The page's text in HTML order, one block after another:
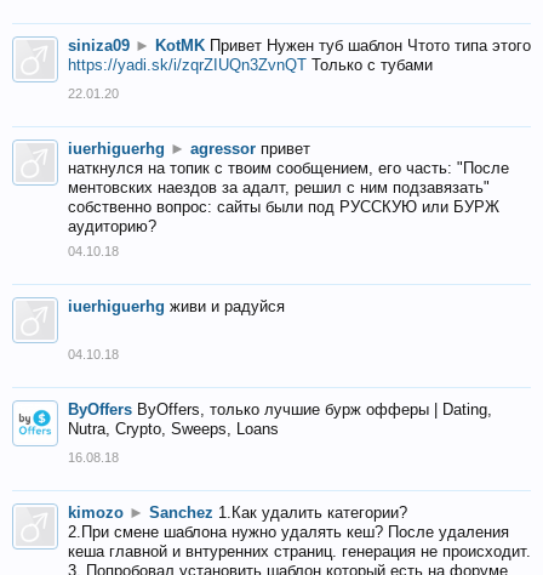
siniza09 ► KotMK Привет Нужен туб шаблон Чтото типа этого
https://yadi.sk/i/zqrZIUQn3ZvnQT Только с тубами
22.01.20
iuerhiguerhg ► agressor привет
наткнулся на топик с твоим сообщением, его часть: "После
ментовских наездов за адалт, решил с ним подзавязать"
собственно вопрос: сайты были под РУССКУЮ или БУРЖ
аудиторию?
04.10.18
iuerhiguerhg живи и радуйся
04.10.18
ByOffers ByOffers, только лучшие бурж офферы | Dating,
Nutra, Crypto, Sweeps, Loans
16.08.18
kimozo ► Sanchez 1.Как удалить категории?
2.При смене шаблона нужно удалять кеш? После удаления
кеша главной и внтуренних страниц. генерация не происходит.
3. Попробовал установить шаблон который есть на форуме